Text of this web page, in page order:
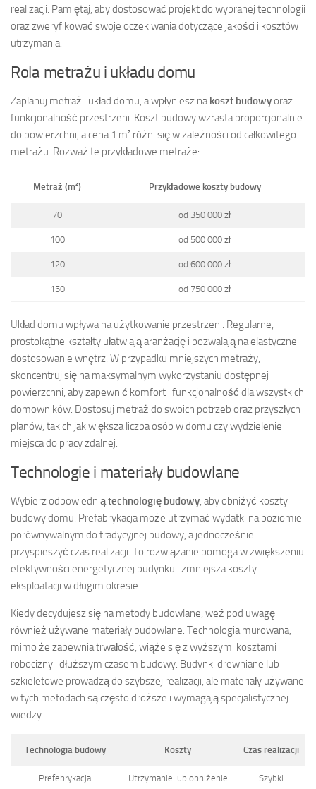
realizacji. Pamiętaj, aby dostosować projekt do wybranej technologii
oraz zweryfikować swoje oczekiwania dotyczące jakości i kosztów
utrzymania.
Rola metrażu i układu domu
Zaplanuj metraż i układ domu, a wpłyniesz nakoszt budowyoraz
funkcjonalność przestrzeni. Koszt budowy wzrasta proporcjonalnie
do powierzchni, a cena 1 m² różni się w zależności od całkowitego
metrażu. Rozważ te przykładowe metraże:
Metraż (m²) Przykładowe koszty budowy
70 od 350 000 zł
100 od 500 000 zł
120 od 600 000 zł
150 od 750 000 zł
Układ domu wpływa na użytkowanie przestrzeni. Regularne,
prostokątne kształty ułatwiają aranżację i pozwalają na elastyczne
dostosowanie wnętrz. W przypadku mniejszych metraży,
skoncentruj się na maksymalnym wykorzystaniu dostępnej
powierzchni, aby zapewnić komfort i funkcjonalność dla wszystkich
domowników. Dostosuj metraż do swoich potrzeb oraz przyszłych
planów, takich jak większa liczba osób w domu czy wydzielenie
miejsca do pracy zdalnej.
Technologie i materiały budowlane
Wybierz odpowiedniątechnologię budowy, aby obniżyć koszty
budowy domu. Prefabrykacja może utrzymać wydatki na poziomie
porównywalnym do tradycyjnej budowy, a jednocześnie
przyspieszyć czas realizacji. To rozwiązanie pomoga w zwiększeniu
efektywności energetycznej budynku i zmniejsza koszty
eksploatacji w długim okresie.
Kiedy decydujesz się na metody budowlane, weź pod uwagę
również używane materiały budowlane. Technologia murowana,
mimo że zapewnia trwałość, wiąże się z wyższymi kosztami
robocizny i dłuższym czasem budowy. Budynki drewniane lub
szkieletowe prowadzą do szybszej realizacji, ale materiały używane
w tych metodach są często droższe i wymagają specjalistycznej
wiedzy.
Technologia budowy Koszty Czas realizacji
Prefebrykacja Utrzymanie lub obniżenie Szybki